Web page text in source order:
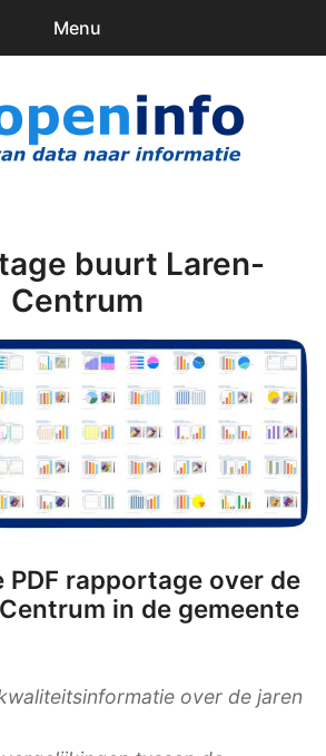
Menu
buurt Laren-
Centrum
PDF rapportage over de
in de gemeente
over de jaren